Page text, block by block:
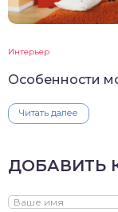
Интерьер
Особенности
Читать далее
ДОБАВИТЬ